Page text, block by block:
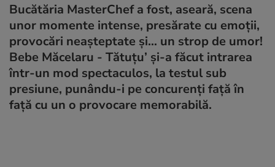
Bucătăria MasterChef a fost, aseară, scena
unor momente intense, presărate cu emoții,
provocări neașteptate și… un strop de umor!
Bebe Măcelaru - Tătuțu’ și-a făcut intrarea
într-un mod spectaculos, la testul sub
presiune, punându-i pe concurenți față în
față cu un o provocare memorabilă.